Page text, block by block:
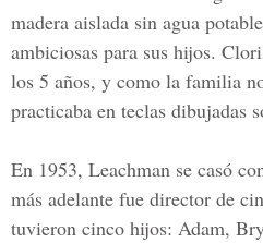
madera aislada sin agua
ambiciosas para sus hijos.
los 5 años, y como la familia
practicaba en teclas dibujadas
En 1953, Leachman se casó
más adelante fue director de
tuvieron cinco hijos: Adam,